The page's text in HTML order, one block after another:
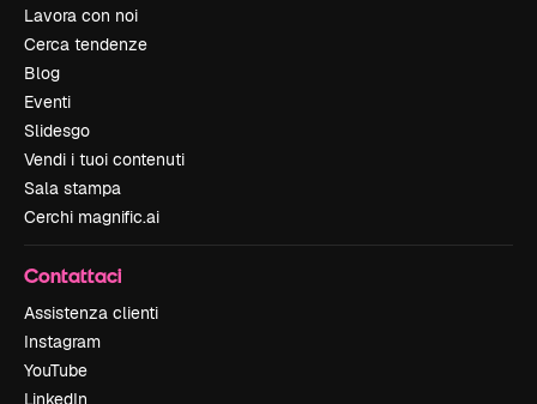
Lavora con noi
Cerca tendenze
Blog
Eventi
Slidesgo
Vendi i tuoi contenuti
Sala stampa
Cerchi magnific.ai
Contattaci
Assistenza clienti
Instagram
YouTube
LinkedIn